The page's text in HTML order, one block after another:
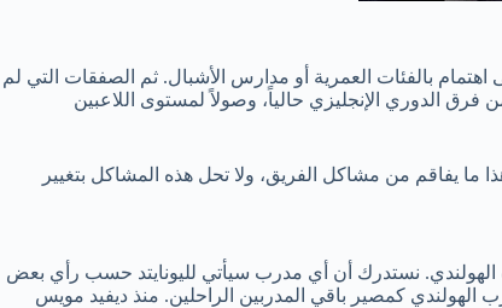
اهتمام بالفئات العمرية أو مدارس الأشبال. ثم الصفقات التي لم
فرق الدوري الإنجليزي حالياً، وصولاً لمستوى اللاعبين
ما يفاقم من مشاكل الفريق، ولا تحل هذه المشاكل بتغيير
نستدرك أن أي مدرب سيأتي لليونايتد حسب رأي بعض
الهولندي كمصير باقي المدربين الراحلين. منذ ديفيد مويس